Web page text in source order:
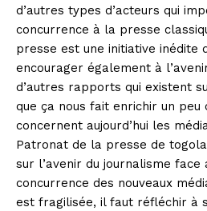
d’autres types d’acteurs qui
concurrence à la presse
presse est une initiative inédite
encourager également à
d’autres rapports qui existent
que ça nous fait enrichir un peu
concernent aujourd’hui les
Patronat de la presse de
sur l’avenir du journalisme face
concurrence des nouveaux
est fragilisée, il faut réfléchir à